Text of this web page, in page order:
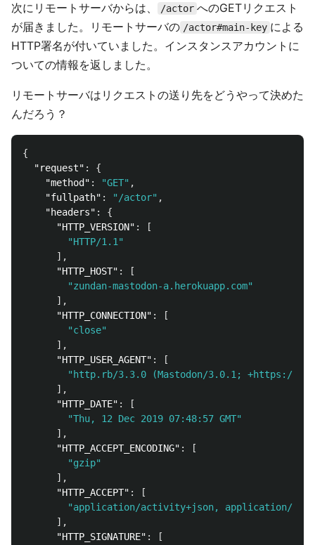
次にリモートサーバからは、 /actor へのGETリクエスト
が届きました。リモートサーバの /actor#main-key による
HTTP署名が付いていました。インスタンスアカウントに
ついての情報を返しました。
リモートサーバはリクエストの送り先をどうやって決めた
んだろう？
{
"request" :
{
"method" : "GET" ,
"fullpath" : "/actor" ,
"headers" :
{
"HTTP_VERSION" :
[
"HTTP/1.1"
],
"HTTP_HOST" :
[
"zundan-mastodon-a.herokuapp.com"
],
"HTTP_CONNECTION" :
[
"close"
],
"HTTP_USER_AGENT" :
[
"http.rb/3.3.0 (Mastodon/3.0.1; +https://
],
"HTTP_DATE" :
[
"Thu, 12 Dec 2019 07:48:57 GMT"
],
"HTTP_ACCEPT_ENCODING" :
[
"gzip"
],
"HTTP_ACCEPT" :
[
"application/activity+json, application/
],
"HTTP_SIGNATURE" :
[